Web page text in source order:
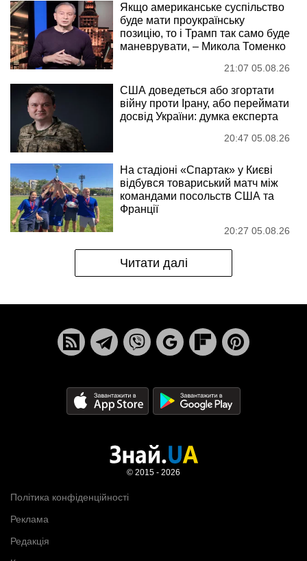
Якщо американське суспільство
буде мати проукраїнську
позицію, то і Трамп так само буде
маневрувати, – Микола Томенко
21:07 05.08.26
США доведеться або згортати
війну проти Ірану, або переймати
досвід України: думка експерта
20:47 05.08.26
На стадіоні «Спартак» у Києві
відбувся товариський матч між
командами посольств США та
Франції
20:27 05.08.26
Читати далі
Політика конфіденційності
Реклама
Редакція
© 2015 - 2026